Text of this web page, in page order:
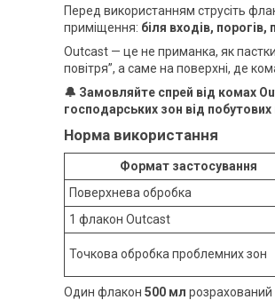
Перед використанням струсіть
приміщення: біля входів,
Outcast — це не приманка, як
повітря”, а саме на поверхні, де
🔔 Замовляйте спрей від комах
господарських зон від
Норма використання
Формат застосування
Поверхнева обробка
1 флакон Outcast
Точкова обробка проблемних зон
Один флакон 500 мл розрахований